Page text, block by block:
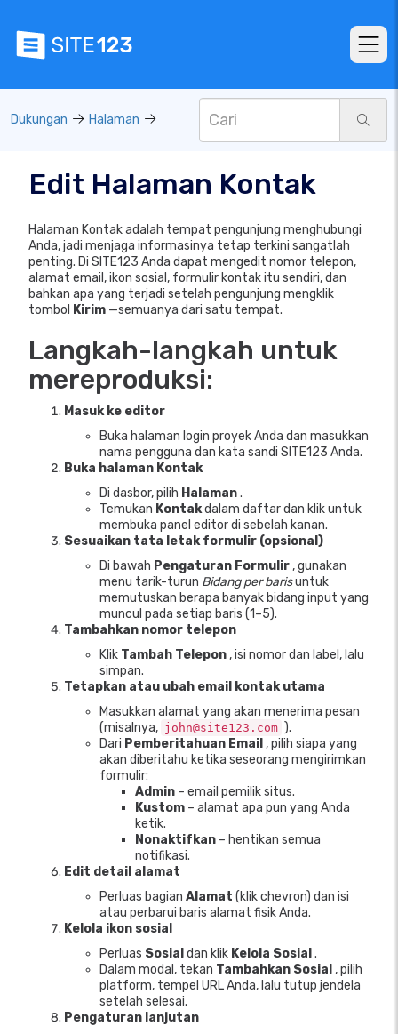
Dukungan Halaman
Edit Halaman Kontak
Halaman Kontak adalah tempat pengunjung menghubungi
Anda, jadi menjaga informasinya tetap terkini sangatlah
penting. Di SITE123 Anda dapat mengedit nomor telepon,
alamat email, ikon sosial, formulir kontak itu sendiri, dan
bahkan apa yang terjadi setelah pengunjung mengklik
tombol Kirim —semuanya dari satu tempat.
Langkah-langkah untuk
mereproduksi:
Masuk ke editor
Buka halaman login proyek Anda dan masukkan
nama pengguna dan kata sandi SITE123 Anda.
Buka halaman Kontak
Di dasbor, pilih Halaman.
Temukan Kontakdalam daftar dan klik untuk
membuka panel editor di sebelah kanan.
Sesuaikan tata letak formulir (opsional)
Di bawah Pengaturan Formulir , gunakan
menu tarik-turun Bidang per barisuntuk
memutuskan berapa banyak bidang input yang
muncul pada setiap baris (1–5).
Tambahkan nomor telepon
Klik Tambah Telepon , isi nomor dan label, lalu
simpan.
Tetapkan atau ubah email kontak utama
Masukkan alamat yang akan menerima pesan
(misalnya, john@site123.com ).
Dari Pemberitahuan Email , pilih siapa yang
akan diberitahu ketika seseorang mengirimkan
formulir:
Admin – email pemilik situs.
Kustom – alamat apa pun yang Anda
ketik.
Nonaktifkan – hentikan semua
notifikasi.
Edit detail alamat
Perluas bagian Alamat (klik chevron) dan isi
atau perbarui baris alamat fisik Anda.
Kelola ikon sosial
Perluas Sosial dan klik Kelola Sosial .
Dalam modal, tekan Tambahkan Sosial , pilih
platform, tempel URL Anda, lalu tutup jendela
setelah selesai.
Pengaturan lanjutan